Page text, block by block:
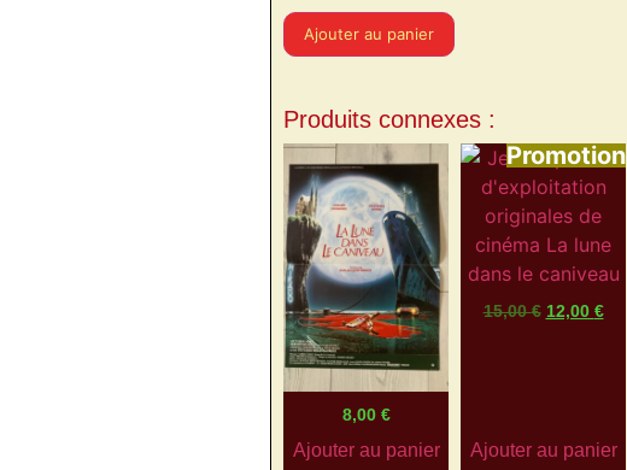
Ajouter au panier
Produits connexes :
8,00 €
Ajouter au panier
Promotion
15,00€ 12,00 €
Ajouter au panier